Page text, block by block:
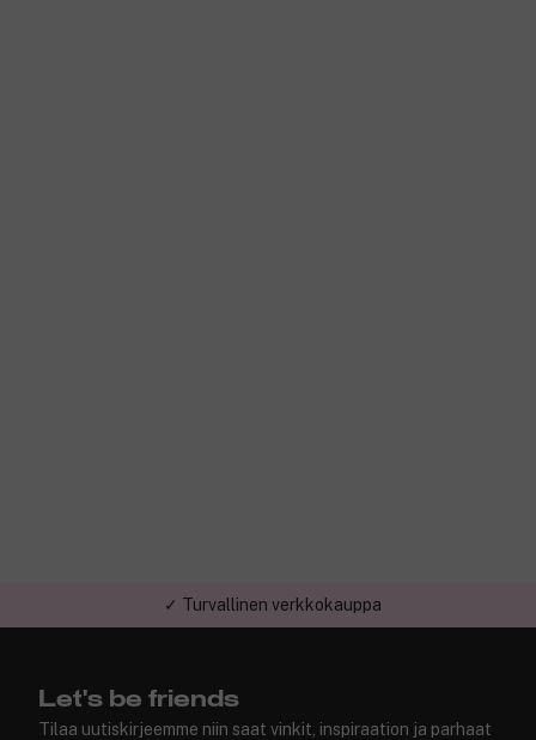
✓ Turvallinen verkkokauppa
Let's be friends
Tilaa uutiskirjeemme niin saat vinkit, inspiraation ja parhaat